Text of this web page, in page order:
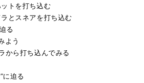
トを打ち込む
とスネアを打ち込む
る
よう
ら打ち込んでみる
迫る